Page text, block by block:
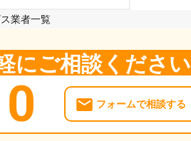
業者一覧
にご相談ください
フォームで相談する